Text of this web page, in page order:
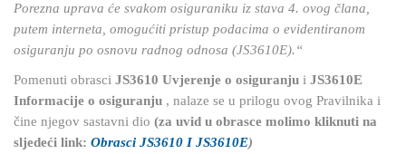
Porezna uprava će svakom osiguraniku iz stava 4. ovog člana,
putem interneta, omogućiti pristup podacima o evidentiranom
osiguranju po osnovu radnog odnosa (JS3610E).“
Pomenuti obrasci JS3610 Uvjerenje o osiguranju i JS3610E
Informacije o osiguranju , nalaze se u prilogu ovog Pravilnika i
čine njegov sastavni dio (za uvid u obrasce molimo kliknuti na
sljedeći link: Obrasci JS3610 I JS3610E)